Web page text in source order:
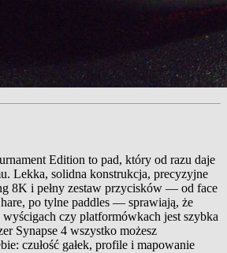
Edition to pad, który od razu daje
Lekka, solidna konstrukcja, precyzyjne
8K i pełny zestaw przycisków — od face
po tylne paddles — sprawiają, że
czy platformówkach jest szybka
Synapse 4 wszystko możesz
czułość gałek, profile i mapowanie